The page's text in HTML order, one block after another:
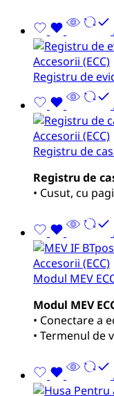
Accesorii (ECC)
Registru de
Accesorii (ECC)
Registru de
Registru de
• Cusut, cu
Accesorii (ECC)
Modul MEV
Modul MEV
• Conectare a
• Termenul de